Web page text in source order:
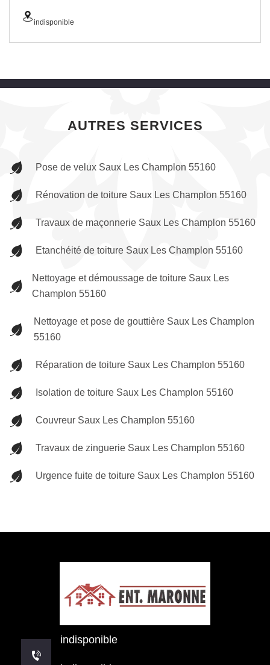
indisponible
AUTRES SERVICES
Pose de velux Saux Les Champlon 55160
Rénovation de toiture Saux Les Champlon 55160
Travaux de maçonnerie Saux Les Champlon 55160
Etanchéité de toiture Saux Les Champlon 55160
Nettoyage et démoussage de toiture Saux Les
Champlon 55160
Nettoyage et pose de gouttière Saux Les Champlon
55160
Réparation de toiture Saux Les Champlon 55160
Isolation de toiture Saux Les Champlon 55160
Couvreur Saux Les Champlon 55160
Travaux de zinguerie Saux Les Champlon 55160
Urgence fuite de toiture Saux Les Champlon 55160
indisponible